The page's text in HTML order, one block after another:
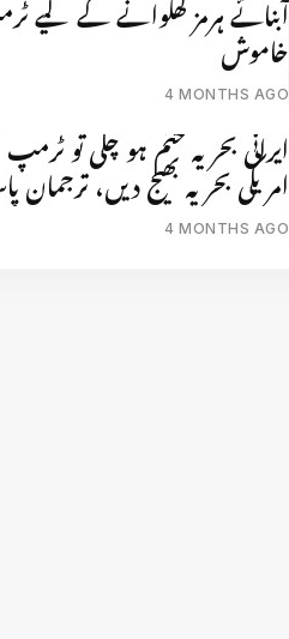
آبنائے ہرمز کھلوانے کے لیے
خاموش
4 MONTHS AGO
ایرانی بحریہ ختم ہو چکی تو
امریکی بحریہ بھیج دیں، ترجمان
4 MONTHS AGO